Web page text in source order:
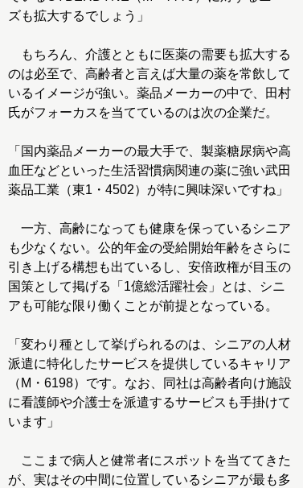
ズも拡大するでしょう」
もちろん、介護とともに医薬の需要も拡大する
のは必至で、高齢者と言えば大量の薬を常飲して
いるイメージが強い。薬品メーカーの中で、田村
氏がフォーカスを当てているのは次の企業だ。
「国内薬品メーカーの最大手で、製薬糖尿病や高
血圧などといった生活習慣病関連の薬に強い武田
薬品工業（東1・4502）が特に興味深いですね」
一方、高齢になっても健康を保っているシニア
も少なくない。公的年金の受給開始年齢をさらに
引き上げる構想も出ているし、安倍政権が目玉の
国策として掲げる「1億総活躍社会」とは、シニ
アも可能な限り働くことが前提となっている。
「変わり種として挙げられるのは、シニアの人材
派遣に特化したサービスを提供しているキャリア
（M・6198）です。なお、同社は高齢者向け施設
に看護師や介護士を派遣するサービスも手掛けて
います」
ここまで病人と健常者にスポットを当ててきた
が、実はその中間に位置しているシニアが最も多